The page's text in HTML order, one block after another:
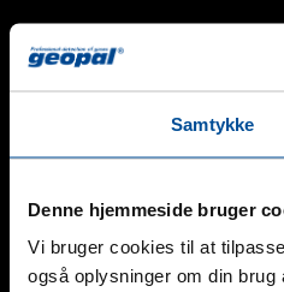
Samtykke
Denne hjemmeside bruger
Vi bruger cookies til at
også oplysninger om din